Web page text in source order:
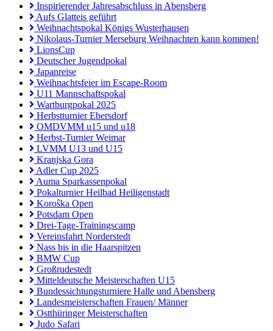
Inspirierender Jahresabschluss in Abensberg
Aufs Glatteis geführt
Weihnachtspokal Königs Wusterhausen
Nikolaus-Turnier Merseburg Weihnachten kann kommen!
LionsCup
Deutscher Jugendpokal
Japanreise
Weihnachtsfeier im Escape-Room
U11 Mannschaftspokal
Wartburgpokal 2025
Herbstturnier Ebersdorf
OMDVMM u15 und u18
Herbst-Turnier Weimar
LVMM U13 und U15
Kranjska Gora
Adler Cup 2025
Auma Sparkassenpokal
Pokalturnier Heilbad Heiligenstadt
Koroŝka Open
Potsdam Open
Drei-Tage-Trainingscamp
Vereinsfahrt Norderstedt
Nass bis in die Haarspitzen
BMW Cup
Großrudestedt
Mitteldeutsche Meisterschaften U15
Bundessichtungsturniere Halle und Abensberg
Landesmeisterschaften Frauen/ Männer
Ostthüringer Meisterschaften
Judo Safari